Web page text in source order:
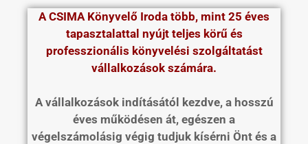
A CSIMA Könyvelő Iroda több, mint 25 éves
tapasztalattal nyújt teljes körű és
professzionális könyvelési szolgáltatást
vállalkozások számára.
A vállalkozások indításától kezdve, a hosszú
éves működésen át, egészen a
végelszámolásig végig tudjuk kísérni Önt és a